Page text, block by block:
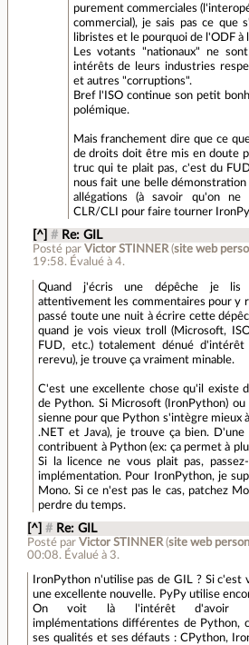
purement commerciales
commercial), je sais pas ce que
libristes et le pourquoi de l'ODF à
Les votants "nationaux" ne
intérêts de leurs industries
et autres "corruptions".
Bref l'ISO continue son petit
polémique.
Mais franchement dire que ce
de droits doit être mis en doute
truc qui te plait pas, c'est du
nous fait une belle
allégations (à savoir qu'on
CLR/CLI pour faire tourner
[^] # Re: GIL
Posté parVictor STINNER (site web
19:58. Évalué à4.
Quand j'écris une dépêche je lis
attentivement les commentaires pour y
passé toute une nuit à écrire cette
quand je vois vieux troll (Microsoft,
FUD, etc.) totalement dénué
rerevu), je trouve ça vraiment minable.
C'est une excellente chose qu'il existe
de Python. Si Microsoft (IronPython) ou
sienne pour que Python s'intègre mieux
.NET et Java), je trouve ça bien.
contribuent à Python (ex: ça permet à
Si la licence ne vous plait pas,
implémentation. Pour IronPython, je
Mono. Si ce n'est pas le cas, patchez
perdre du temps.
[^] # Re: GIL
Posté par Victor STINNER(site web
00:08. Évalué à 3.
IronPython n'utilise pas de GIL ? Si c'est
une excellente nouvelle. PyPy utilise
On voit là l'intérêt d'avoir
implémentations différentes de Python,
ses qualités et ses défauts : CPython,